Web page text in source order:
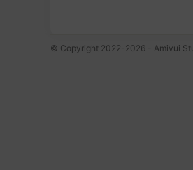
© Copyright 2022-2026 - Amivui